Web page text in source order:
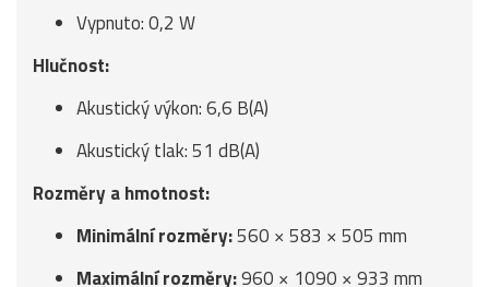
Vypnuto: 0,2 W
Hlučnost:
Akustický výkon: 6,6 B(A)
Akustický tlak: 51 dB(A)
Rozměry a hmotnost:
Minimální rozměry:560 × 583 × 505 mm
Maximální rozměry:960 × 1090 × 933 mm